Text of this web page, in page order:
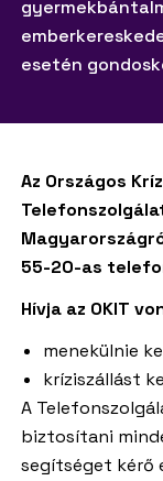
esetén
Az Országos
55-20-as
Hívja az OKIT
menekülnie
kríziszállást
A
biztosítani
segítséget kérő